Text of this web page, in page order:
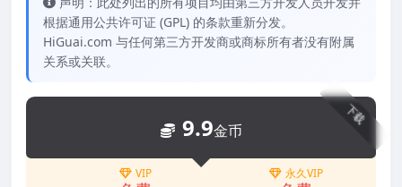
根据通用公共许可证 (GPL) 的条款重新分发。
HiGuai.com 与任何第三方开发商或商标所有者没有附属
关系或关联。
下载
9.9金币
VIP 永久VIP